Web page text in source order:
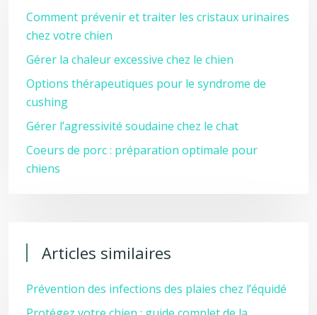
Comment prévenir et traiter les cristaux urinaires
chez votre chien
Gérer la chaleur excessive chez le chien
Options thérapeutiques pour le syndrome de
cushing
Gérer l’agressivité soudaine chez le chat
Coeurs de porc : préparation optimale pour
chiens
Articles similaires
Prévention des infections des plaies chez l’équidé